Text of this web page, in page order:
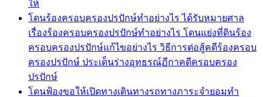
ให้
โดนร้องครอบครองปรปักษ์ทำอย่างไร ได้รับหมายศาล
เรื่องร้องครอบครองปรปักษ์ทำอย่างไร โดนแย่งที่ดินร้อง
ครอบครองปรปักษ์แก้ไขอย่างไร วิธีการต่อสู้คดีร้องครอบ
ครองปรปักษ์ ประเด็นร่างอุทธรณ์ฏีกาคดีครอบครอง
ปรปักษ์
โดนฟ้องขอให้เปิดทางเดินทางรถทางภาระจำยอมทำ